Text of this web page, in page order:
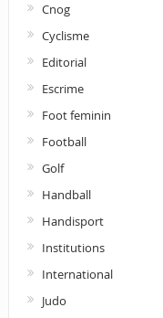
Cnog
Cyclisme
Editorial
Escrime
Foot feminin
Football
Golf
Handball
Handisport
Institutions
International
Judo